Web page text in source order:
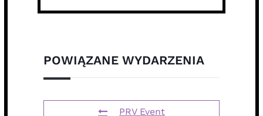
POWIĄZANE WYDARZENIA
PRV Event